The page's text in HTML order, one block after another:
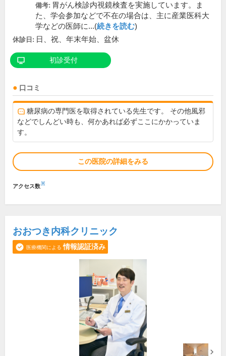
備考: 胃がん検診内視鏡検査を実施しています。ま
た、学会参加などで不在の場合は、主に産業医科大
学などの医師に...(続きを読む)
休診日: 日、祝、年末年始、盆休
初診受付
口コミ
糖尿病の専門医を取得されている先生です。 その他風邪
などでしんどい時も、何かあれば必ずここにかかっていま
す。
この医院の詳細をみる
アクセス数※
おおつき内科クリニック
医療機関による 情報認証済み